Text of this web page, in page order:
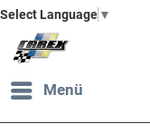
Select Language ▼
Menü